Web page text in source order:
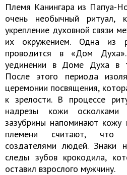
Племя Канингара из Папуа-
очень необычный ритуал,
укрепление духовной связи
их окружением. Одна из
проводится в «Дом
уединении в Доме Духа в
После этого периода
церемонии посвящения,
к зрелости. В процессе
надрезы кожи осколками
зазубрины напоминают кожу
племени считают, что
создателями людей. Знаки
следы зубов крокодила,
оставил взрослого мужчину.